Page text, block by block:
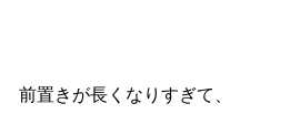
前置きが長くなりすぎて、